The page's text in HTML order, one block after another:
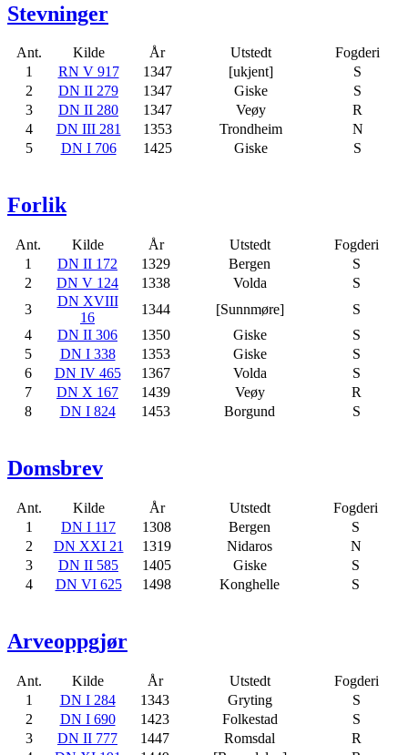
Stevninger
Ant. Kilde År Utstedt
Fogderi
1
RN V 917 1347 [ukjent]
S
2
DN II 279 1347 Giske
S
3
DN II 280 1347 Veøy
R
4
DN III 281 1353 Trondheim
N
5
DN I 706 1425 Giske S
Forlik
Ant. Kilde År Utstedt
Fogderi
1
DN II 172 1329 Bergen
S
2
DN V 124 1338 Volda
S
3
DN XVIII
16
1344 [Sunnmøre]
S
4
DN II 306 1350 Giske
S
5
DN I 338 1353 Giske
S
6
DN IV 465 1367 Volda
S
7
DN X 167 1439 Veøy
R
8
DN I 824 1453 Borgund S
Domsbrev
Ant. Kilde År Utstedt
Fogderi
1
DN I 117 1308 Bergen
S
2
DN XXI 21 1319 Nidaros
N
3
DN II 585 1405 Giske
S
4
DN VI 625 1498 Konghelle S
Arveoppgjør
Ant. Kilde År Utstedt
Fogderi
1
DN I 284 1343 Gryting
S
2
DN I 690 1423 Folkestad
S
3
DN II 777 1447 Romsdal
R